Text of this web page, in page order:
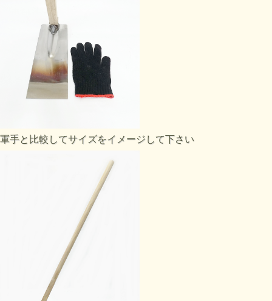
軍手と比較してサイズをイメージして下さい